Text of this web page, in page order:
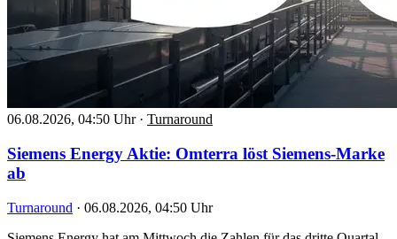
06.08.2026, 04:50 Uhr · Turnaround
Siemens Energy Aktie: Omterra löst Siemens-Marke
ab
Turnaround · 06.08.2026, 04:50 Uhr